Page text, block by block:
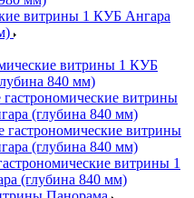
витрины 1 КУБ Ангара
витрины 1 КУБ
840 мм)
витрины
(глубина 840 мм)
гастрономические витрины
(глубина 840 мм)
витрины 1
(глубина 840 мм)